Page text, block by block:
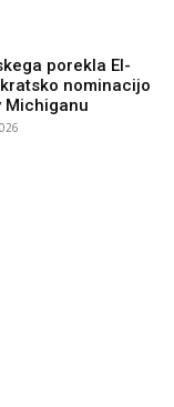
porekla El-
nominacijo
Michiganu